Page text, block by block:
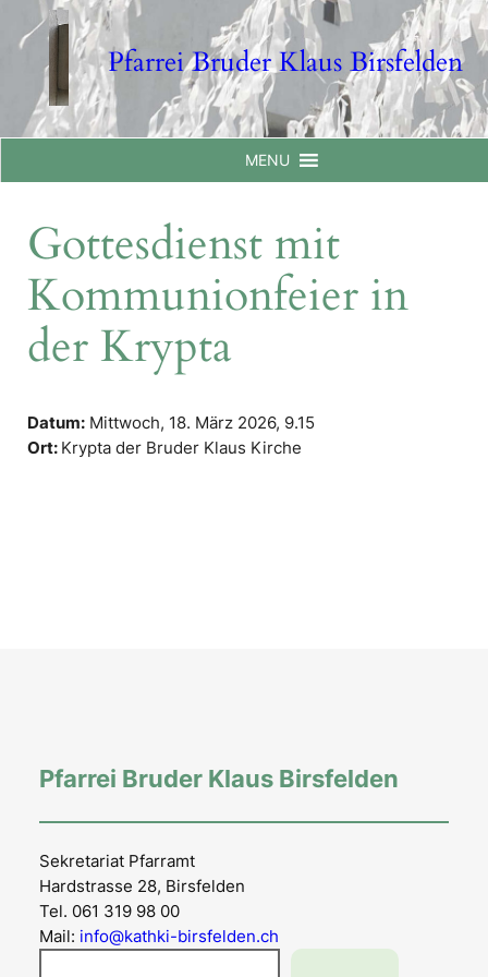
content
Pfarrei Bruder Klaus Birsfelden
MENU
Gottesdienst mit
Kommunionfeier in
der Krypta
Datum: Mittwoch, 18. März 2026, 9.15
Ort: Krypta der Bruder Klaus Kirche
Pfarrei Bruder Klaus Birsfelden
Sekretariat Pfarramt
Hardstrasse 28, Birsfelden
Tel. 061 319 98 00
Mail: info@kathki-birsfelden.ch